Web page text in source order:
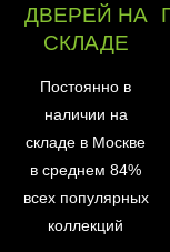
ДВЕРЕЙ НА
СКЛАДЕ
Постоянно в
наличии на
складе в Москве
в среднем 84%
всех популярных
коллекций